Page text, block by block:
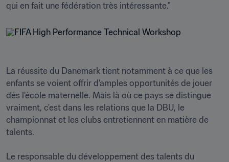
qui en fait une fédération très intéressante."
La réussite du Danemark tient notamment à ce que les
enfants se voient offrir d'amples opportunités de jouer
dès l'école maternelle. Mais là où ce pays se distingue
vraiment, c'est dans les relations que la DBU, le
championnat et les clubs entretiennent en matière de
talents.
Le responsable du développement des talents du